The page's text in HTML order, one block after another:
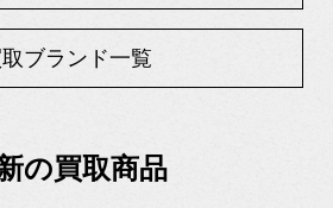
ブランド一覧
の買取商品